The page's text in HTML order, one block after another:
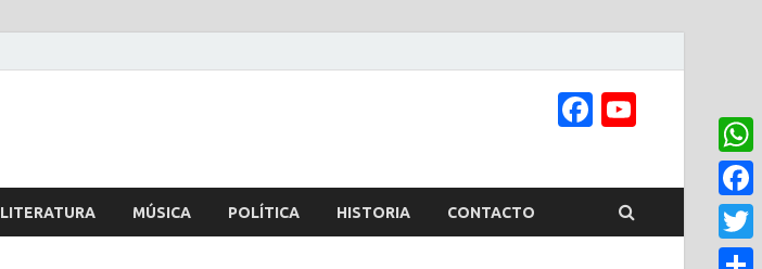
Facebook
Channel
LITERATURA MÚSICA POLÍTICA HISTORIA CONTACTO